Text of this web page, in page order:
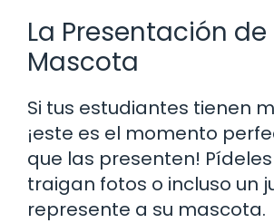
La Presentación de
Mascota
Si tus estudiantes tienen
¡este es el momento
que las presenten!
traigan fotos o incluso un
represente a su mascota.